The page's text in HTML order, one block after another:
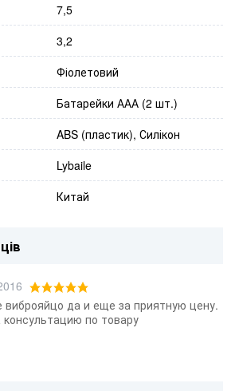
7,5
3,2
Фіолетовий
Батарейки ААА (2 шт.)
ABS (пластик), Силікон
Lybaile
Китай
виброяйцо да и еще за приятную цену.
по товару